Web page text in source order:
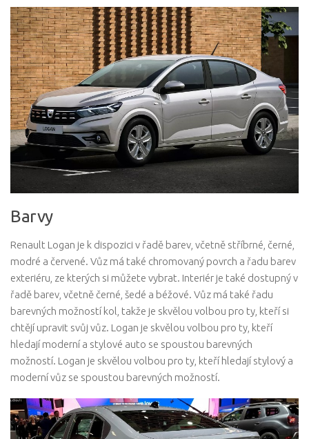
Barvy
Renault Logan je k dispozici v řadě barev, včetně stříbrné, černé,
modré a červené. Vůz má také chromovaný povrch a řadu barev
exteriéru, ze kterých si můžete vybrat. Interiér je také dostupný v
řadě barev, včetně černé, šedé a béžové. Vůz má také řadu
barevných možností kol, takže je skvělou volbou pro ty, kteří si
chtějí upravit svůj vůz. Logan je skvělou volbou pro ty, kteří
hledají moderní a stylové auto se spoustou barevných
možností. Logan je skvělou volbou pro ty, kteří hledají stylový a
moderní vůz se spoustou barevných možností.